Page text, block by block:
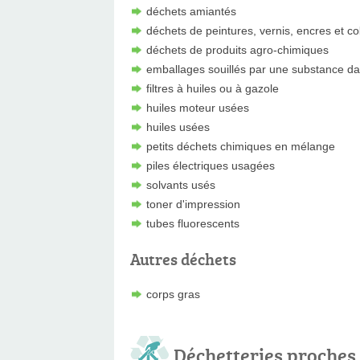
déchets amiantés
déchets de peintures, vernis, encres et
déchets de produits agro-chimiques
emballages souillés par une substance
filtres à huiles ou à gazole
huiles moteur usées
huiles usées
petits déchets chimiques en mélange
piles électriques usagées
solvants usés
toner d'impression
tubes fluorescents
Autres déchets
corps gras